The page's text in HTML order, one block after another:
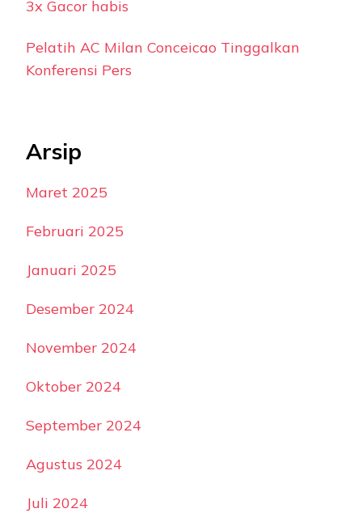
3x Gacor habis
Pelatih AC Milan Conceicao Tinggalkan
Konferensi Pers
Arsip
Maret 2025
Februari 2025
Januari 2025
Desember 2024
November 2024
Oktober 2024
September 2024
Agustus 2024
Juli 2024